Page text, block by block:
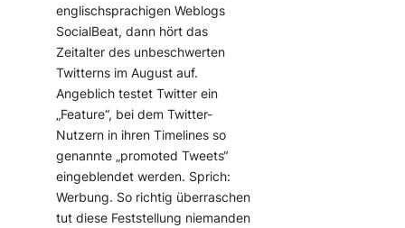
englischsprachigen Weblogs
SocialBeat, dann hört das
Zeitalter des unbeschwerten
Twitterns im August auf.
Angeblich testet Twitter ein
„Feature“, bei dem Twitter-
Nutzern in ihren Timelines so
genannte „promoted Tweets“
eingeblendet werden. Sprich:
Werbung. So richtig überraschen
tut diese Feststellung niemanden